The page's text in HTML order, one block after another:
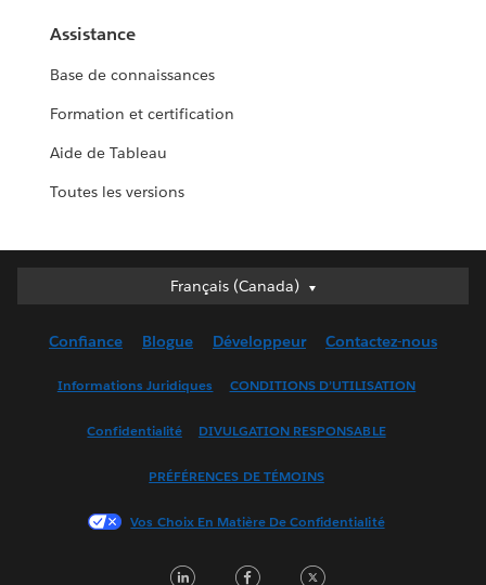
Assistance
Base de connaissances
Formation et certification
Aide de Tableau
Toutes les versions
Français (Canada)
Français (Canada)
English (UK)
Français (France)
한국어
Confiance Blogue Développeur Contactez-nous
Informations Juridiques CONDITIONS D’UTILISATION
Confidentialité DIVULGATION RESPONSABLE
PRÉFÉRENCES DE TÉMOINS
Vos Choix En Matière De Confidentialité
LinkedInFacebook